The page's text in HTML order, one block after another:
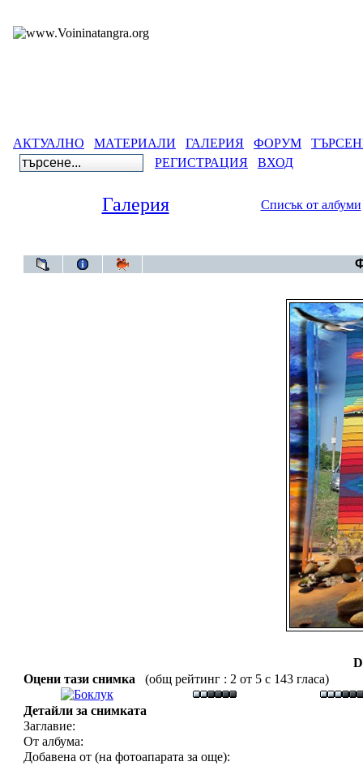
АКТУАЛНО МАТЕРИАЛИ ГАЛЕРИЯ ФОРУМ
РЕГИСТРАЦИЯ
ВХОД
Галерия Списък от албуми
Оцени тази снимка
(общ рейтинг : 2 от 5 с 143 гласа)
Детайли за снимката
Заглавие:
От албума:
Добавена от (на фотоапарата за още):